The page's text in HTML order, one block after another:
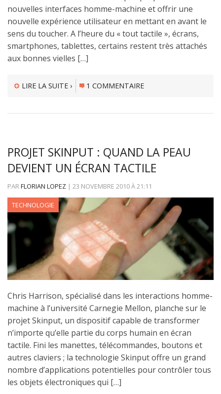
nouvelles interfaces homme-machine et offrir une
nouvelle expérience utilisateur en mettant en avant le
sens du toucher. A l’heure du « tout tactile », écrans,
smartphones, tablettes, certains restent très attachés
aux bonnes vielles […]
LIRE LA SUITE › 1 COMMENTAIRE
PROJET SKINPUT : QUAND LA PEAU
DEVIENT UN ÉCRAN TACTILE
PARFLORIAN LOPEZ | 23 NOVEMBRE 2010À21:11
TECHNOLOGIE
Chris Harrison, spécialisé dans les interactions homme-
machine à l’université Carnegie Mellon, planche sur le
projet Skinput, un dispositif capable de transformer
n’importe qu’elle partie du corps humain en écran
tactile. Fini les manettes, télécommandes, boutons et
autres claviers ; la technologie Skinput offre un grand
nombre d’applications potentielles pour contrôler tous
les objets électroniques qui […]